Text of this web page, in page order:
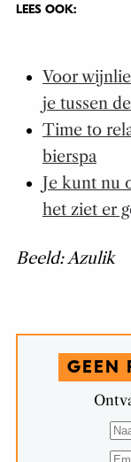
LEES OOK:
Voor
je tussen
Time to
bierspa
Je kunt nu
het ziet er
Beeld: Azulik
GEEN